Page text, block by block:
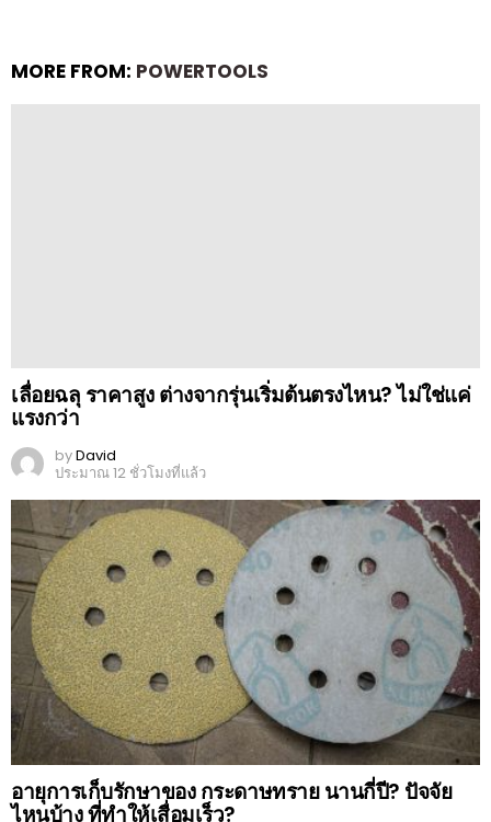
MORE FROM: POWERTOOLS
เลื่อยฉลุ ราคาสูง ต่างจากรุ่นเริ่มต้นตรงไหน? ไม่ใช่แค่
แรงกว่า
byDavid
ประมาณ 12 ชั่วโมงที่แล้ว
อายุการเก็บรักษาของ กระดาษทราย นานกี่ปี? ปัจจัย
ไหนบ้าง ที่ทำให้เสื่อมเร็ว?